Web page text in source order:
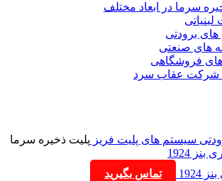
سرما در ابعاد مختلف
لبنیاتی
برودتی
های صنعتی
فروشگاهی
شرکت عقاب سرد
سیستم های پلیت فریز پلیت ذخیره سرما
تماس بگیرید